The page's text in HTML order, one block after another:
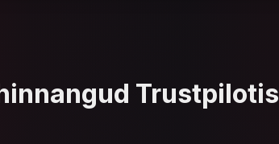
Trustpilotis